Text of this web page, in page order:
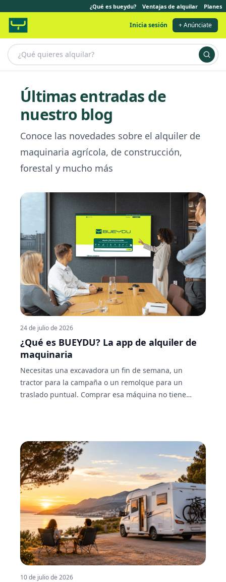
¿Qué es bueydu? Ventajas de alquilar Planes
Inicia sesión + Anúnciate
Últimas entradas de
nuestro blog
Conoce las novedades sobre el alquiler de
maquinaria agrícola, de construcción,
forestal y mucho más
24 de julio de 2026
¿Qué es BUEYDU? La app de alquiler de
maquinaria
Necesitas una excavadora un fin de semana, un
tractor para la campaña o un remolque para un
traslado puntual. Comprar esa máquina no tiene
resolver justo eso: es una app y plataforma de alquiler
de maquinaria donde particulares y profesionales
publican y alquilan directamente entre ellos, sin
intermediarios. Como un Wallapop del alquiler, pero
especializado en maquinaria agrícola, de
construcción, forestal y vehículos. Buscas, comparas,
contactas con el propietario y alquilas, todo desde la
misma plataforma. Ahora mismo hay más de 1000
anuncios activos en BUEYDU, con 103 anuncios nuevos
publicados solo el último mes. Esto es lo que necesitas
saber sobre cómo funciona y qué puedes alquilar.
10 de julio de 2026